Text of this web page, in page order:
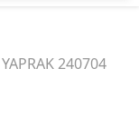
240704